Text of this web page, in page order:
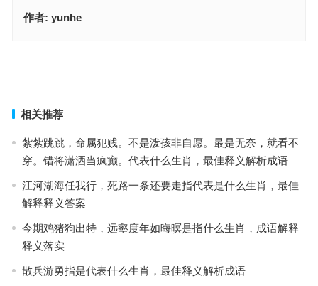
作者: yunhe
相关推荐
紮紮跳跳，命属犯贱。不是泼孩非自愿。最是无奈，就看不
穿。错将潇洒当疯癫。代表什么生肖，最佳释义解析成语
江河湖海任我行，死路一条还要走指代表是什么生肖，最佳
解释释义答案
今期鸡猪狗出特，远壑度年如晦暝是指什么生肖，成语解释
释义落实
散兵游勇指是代表什么生肖，最佳释义解析成语